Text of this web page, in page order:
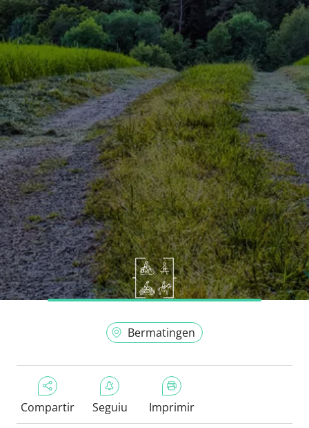
Bermatingen
Compartir Seguiu Imprimir